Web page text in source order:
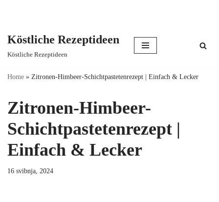
content
Köstliche Rezeptideen
Köstliche Rezeptideen
Home » Zitronen-Himbeer-Schichtpastetenrezept | Einfach & Lecker
Zitronen-Himbeer-
Schichtpastetenrezept |
Einfach & Lecker
16 svibnja, 2024